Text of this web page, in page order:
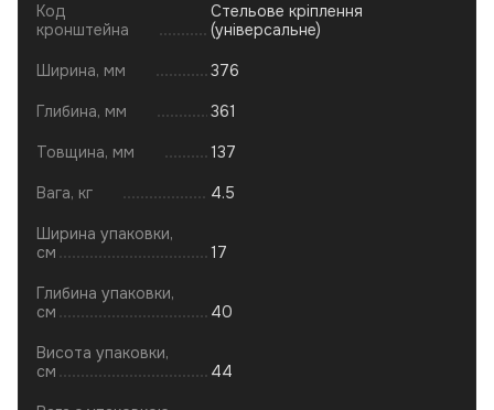
Код
кронштейна
Стельове кріплення
(універсальне)
Ширина, мм 376
Глибина, мм 361
Товщина, мм 137
Вага, кг 4.5
Ширина упаковки,
см
17
Глибина упаковки,
см
40
Висота упаковки,
см
44